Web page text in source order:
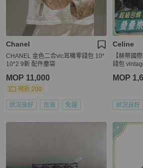
Chanel
CHANEL 金色二合vic耳機零錢包 10*
10*2 9新 配件塵袋
MOP 11,000
現折 200
狀況良好 台灣 免運
Celine
【赫蒂國
錢包
MOP
狀況良好